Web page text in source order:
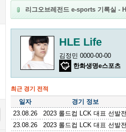
리그오브레전드 e-sports 기록실 -
HLE Life
김정민 0000-00-00
한화생명e스포츠
최근 경기 전적
일자
경기 정보
23.08.26
2023 롤드컵 LCK 대표 선발
23.08.26
2023 롤드컵 LCK 대표 선발